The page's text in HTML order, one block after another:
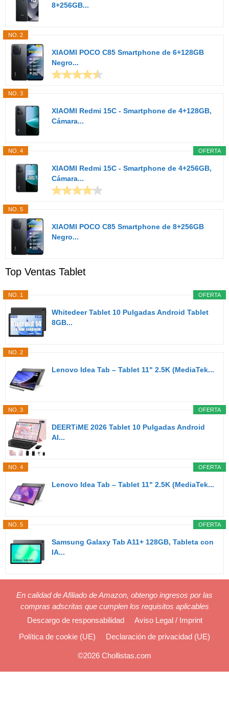
8+256GB...
NO. 2
XIAOMI POCO C85 Smartphone de 6+128GB
Negro...
NO. 3
XIAOMI Redmi 15C - Smartphone de 4+128GB,
Cámara...
OFERTA
NO. 4
XIAOMI Redmi 15C - Smartphone de 4+256GB,
Cámara...
NO. 5
XIAOMI POCO C85 Smartphone de 8+256GB
Negro...
Top Ventas Tablet
OFERTA
NO. 1
Whitedeer Tablet 10 Pulgadas Android Tablet
8GB...
NO. 2
Lenovo Idea Tab – Tablet 11" 2.5K (MediaTek...
OFERTA
NO. 3
DEERTiME 2026 Tablet 10 Pulgadas Android
AI...
OFERTA
NO. 4
Lenovo Idea Tab – Tablet 11" 2.5K (MediaTek...
OFERTA
NO. 5
Samsung Galaxy Tab A11+ 128GB, Tableta con
IA...
En calidad de Afiliado de Amazon, obtengo ingresos por las
compras adscritas que cumplen los requisitos aplicables
Descargo de responsabilidad
Aviso Legal / Imprint
Política de cookie (UE)
Declaración de privacidad (UE)
©2026 Chollistas.com